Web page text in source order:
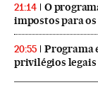
21:14
O
impostos para
20:55
Programa
privilégios legais